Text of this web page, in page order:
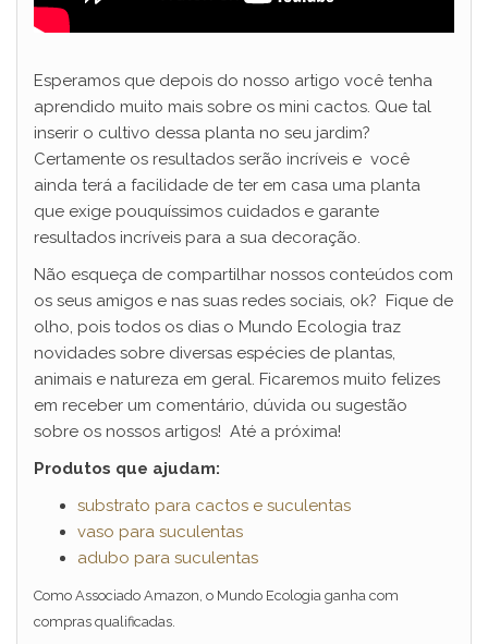
Esperamos que depois do nosso artigo você tenha
aprendido muito mais sobre os mini cactos. Que tal
inserir o cultivo dessa planta no seu jardim?
Certamente os resultados serão incríveis e você
ainda terá a facilidade de ter em casa uma planta
que exige pouquíssimos cuidados e garante
resultados incríveis para a sua decoração.
Não esqueça de compartilhar nossos conteúdos com
os seus amigos e nas suas redes sociais, ok? Fique de
olho, pois todos os dias o Mundo Ecologia traz
novidades sobre diversas espécies de plantas,
animais e natureza em geral. Ficaremos muito felizes
em receber um comentário, dúvida ou sugestão
sobre os nossos artigos! Até a próxima!
Produtos que ajudam:
substrato para cactos e suculentas
vaso para suculentas
adubo para suculentas
Como Associado Amazon, o Mundo Ecologia ganha com
compras qualificadas.